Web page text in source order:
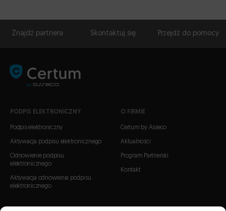
PODPIS ELEKTRONICZNY
Podpis elektroniczny
Aktywacja podpisu elektronicznego
Odnowienie podpisu
elektronicznego
Aktywacja odnowienia podpisu
elektronicznego
O FIRMIE
Certum by Asseco
Aktualności
Program Partnerski
Kontakt
Znajdź partnera Skontaktuj się Przejdź do pomocy